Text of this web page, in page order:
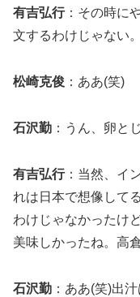
有吉弘行：その時に
文するわけじゃない
松崎克俊 ：ああ(笑)
石沢勤 ：うん、卵と
有吉弘行：当然、イ
れは日本で想像して
わけじゃなかったけ
美味しかったね。高
石沢勤 ：ああ(笑)出